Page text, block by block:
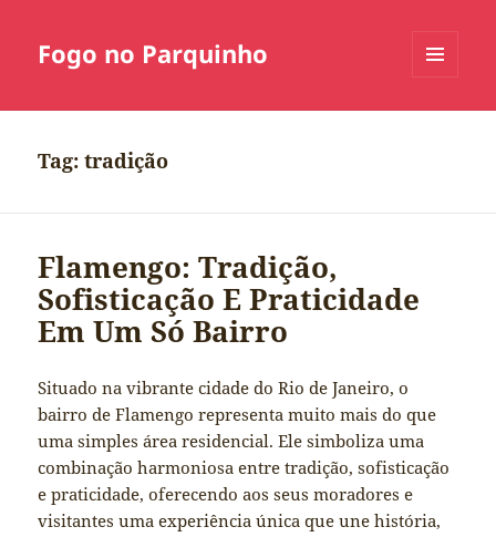
Fogo no Parquinho
Tag:tradição
Flamengo: Tradição,
Sofisticação E Praticidade
Em Um Só Bairro
Situado na vibrante cidade do Rio de Janeiro, o
bairro de Flamengo representa muito mais do que
uma simples área residencial. Ele simboliza uma
combinação harmoniosa entre tradição, sofisticação
e praticidade, oferecendo aos seus moradores e
visitantes uma experiência única que une história,